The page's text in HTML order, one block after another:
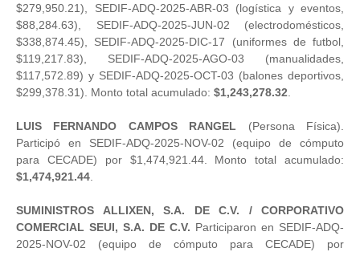
$279,950.21), SEDIF-ADQ-2025-ABR-03 (logística y eventos,
$88,284.63), SEDIF-ADQ-2025-JUN-02 (electrodomésticos,
$338,874.45), SEDIF-ADQ-2025-DIC-17 (uniformes de futbol,
$119,217.83), SEDIF-ADQ-2025-AGO-03 (manualidades,
$117,572.89) y SEDIF-ADQ-2025-OCT-03 (balones deportivos,
$299,378.31). Monto total acumulado: $1,243,278.32
LUIS FERNANDO CAMPOS RANGEL (Persona Física).
Participó en SEDIF-ADQ-2025-NOV-02 (equipo de cómputo
para CECADE) por $1,474,921.44. Monto total acumulado:
$1,474,921.44
SUMINISTROS ALLIXEN, S.A. DE C.V. / CORPORATIVO
COMERCIAL SEUI, S.A. DE C.V. Participaron en SEDIF-ADQ-
2025-NOV-02 (equipo de cómputo para CECADE) por